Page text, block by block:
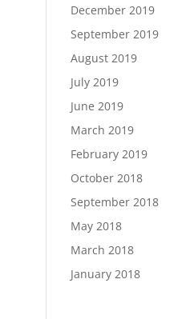
December 2019
September 2019
August 2019
July 2019
June 2019
March 2019
February 2019
October 2018
September 2018
May 2018
March 2018
January 2018